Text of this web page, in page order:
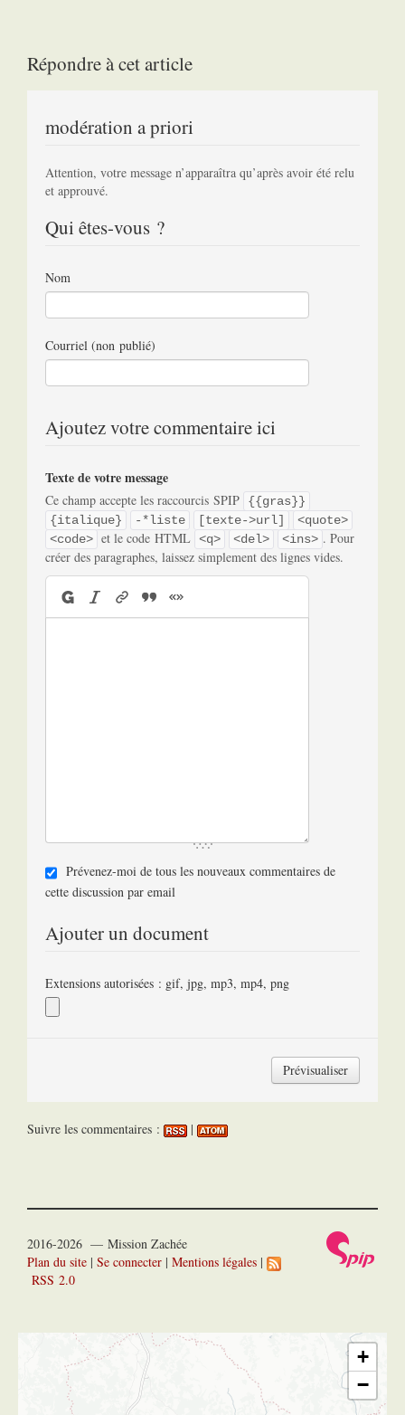
Répondre à cet article
modération a priori
Attention, votre message n’apparaîtra qu’après avoir été relu
et approuvé.
Qui êtes-vous ?
Nom
Courriel (non publié)
Ajoutez votre commentaire ici
Texte de votre message
Ce champ accepte les raccourcis SPIP
{{gras}}
{italique}
-*liste [texte->url]
<quote>
<code> et le code HTML <q> <del> <ins> . Pour
créer des paragraphes, laissez simplement des lignes vides.
Prévenez-moi de tous les nouveaux commentaires de
cette discussion par email
Ajouter un document
Extensions autorisées : gif, jpg, mp3, mp4, png
Suivre les commentaires : |
2016-2026 — Mission Zachée
Plan du site | Se connecter | Mentions légales |
RSS 2.0
+
−